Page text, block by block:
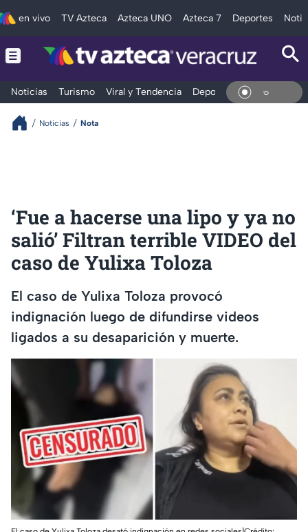
en vivo TV Azteca Azteca UNO Azteca 7 Deportes
Noticias Turismo Viral y Tendencia Deportes Espectáculos
En
Noticias Nota
‘Fue a hacerse una lipo y ya no
salió’ Filtran terrible VIDEO del
caso de Yulixa Toloza
El caso de Yulixa Toloza provocó
indignación luego de difundirse videos
ligados a su desaparición y muerte.